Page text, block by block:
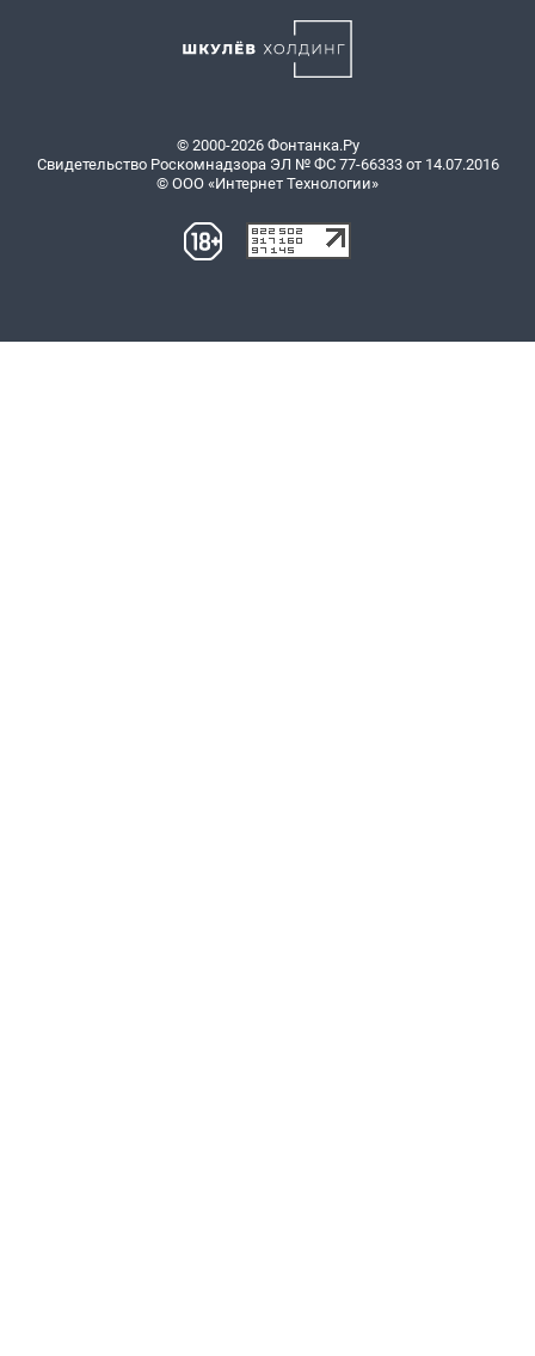
© 2000-2026 Фонтанка.Ру
Свидетельство Роскомнадзора ЭЛ № ФС 77-66333 от 14.07.2016
© ООО «Интернет Технологии»